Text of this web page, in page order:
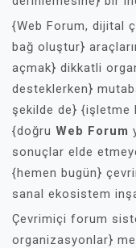
{Web Forum, dijital
bağ oluştur}
açmak} dikkatli
desteklerken}
şekilde de} {işletme
{doğru Web Forum
sonuçlar elde
{hemen bugün}
sanal ekosistem
Çevrimiçi forum
organizasyonlar}